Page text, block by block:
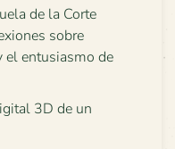
de la Corte
sobre
el entusiasmo de
3D de un